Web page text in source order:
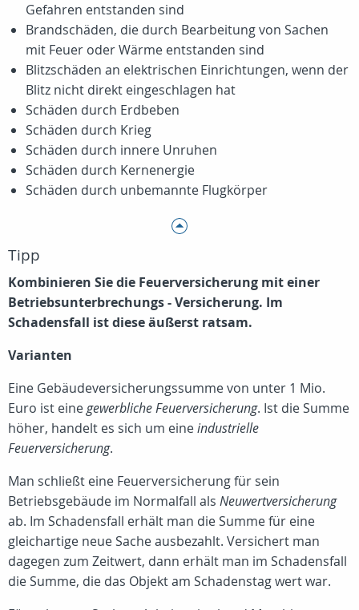
Gefahren entstanden sind
Brandschäden, die durch Bearbeitung von Sachen
mit Feuer oder Wärme entstanden sind
Blitzschäden an elektrischen Einrichtungen, wenn der
Blitz nicht direkt eingeschlagen hat
Schäden durch Erdbeben
Schäden durch Krieg
Schäden durch innere Unruhen
Schäden durch Kernenergie
Schäden durch unbemannte Flugkörper
Tipp
Kombinieren Sie die Feuerversicherung mit einer
Betriebsunterbrechungs - Versicherung. Im
Schadensfall ist diese äußerst ratsam.
Varianten
Eine Gebäudeversicherungssumme von unter 1 Mio.
Euro ist einegewerbliche Feuerversicherung. Ist die Summe
höher, handelt es sich um eineindustrielle
Feuerversicherung.
Man schließt eine Feuerversicherung für sein
Betriebsgebäude im Normalfall als Neuwertversicherung
ab. Im Schadensfall erhält man die Summe für eine
gleichartige neue Sache ausbezahlt. Versichert man
dagegen zum Zeitwert, dann erhält man im Schadensfall
die Summe, die das Objekt am Schadenstag wert war.